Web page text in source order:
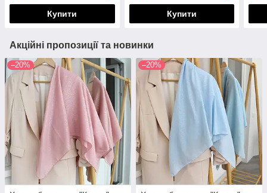
Купити Купити
Акційні пропозиції та новинки
–20% –20%